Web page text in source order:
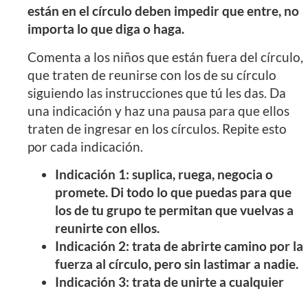
están en el círculo deben impedir que entre, no
importa lo que diga o haga.
Comenta a los niños que están fuera del círculo,
que traten de reunirse con los de su círculo
siguiendo las instrucciones que tú les das. Da
una indicación y haz una pausa para que ellos
traten de ingresar en los círculos. Repite esto
por cada indicación.
Indicación 1: suplica, ruega, negocia o
promete. Di todo lo que puedas para que
los de tu grupo te permitan que vuelvas a
reunirte con ellos.
Indicación 2: trata de abrirte camino por la
fuerza al círculo, pero sin lastimar a nadie.
Indicación 3: trata de unirte a cualquier